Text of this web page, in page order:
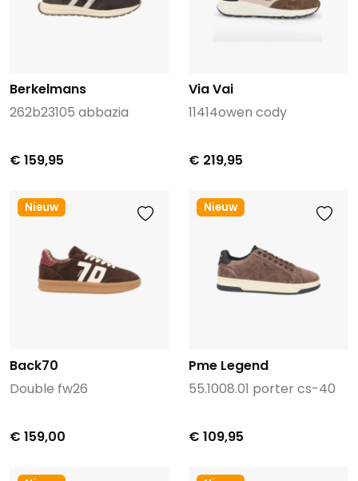
Berkelmans
262b23105 abbazia
€ 159,95
Via Vai
11414owen cody
€ 219,95
Nieuw
Back70
Double fw26
€ 159,00
Nieuw
Pme Legend
55.1008.01 porter cs-40
€ 109,95